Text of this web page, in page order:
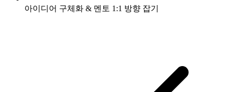
아이디어 구체화 & 멘토 1:1 방향 잡기